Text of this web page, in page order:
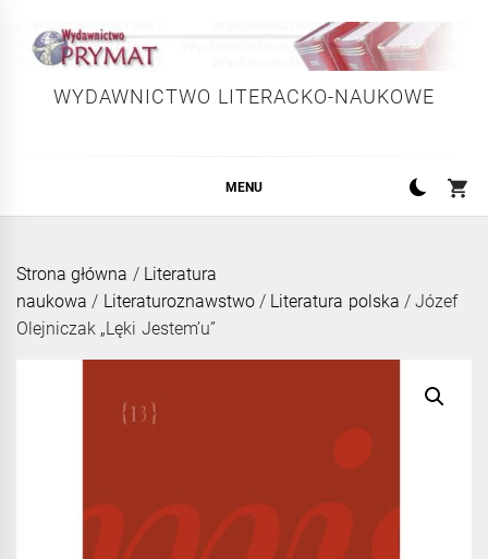
content
WYDAWNICTWO LITERACKO-NAUKOWE
MENU
Strona główna / Literatura
naukowa / Literaturoznawstwo/ Literatura polska / Józef
Olejniczak „Lęki Jestem’u”